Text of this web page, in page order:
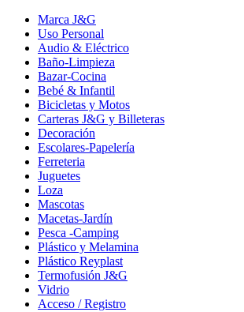
Marca J&G
Uso Personal
Audio & Eléctrico
Baño-Limpieza
Bazar-Cocina
Bebé & Infantil
Bicicletas y Motos
Carteras J&G y Billeteras
Decoración
Escolares-Papelería
Ferreteria
Juguetes
Loza
Mascotas
Macetas-Jardín
Pesca -Camping
Plástico y Melamina
Plástico Reyplast
Termofusión J&G
Vidrio
Acceso / Registro